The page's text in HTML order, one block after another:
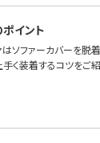
イント
ソファーカバーを脱
く装着するコツをご